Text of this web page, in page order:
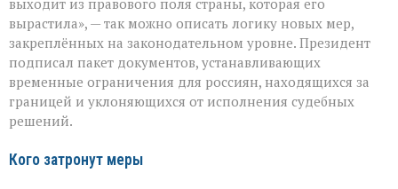
но
не
на
безнаказанность»:
новые
ограничения
для
выходит из правового поля страны, которая его
вырастила», — так можно описать логику новых мер,
закреплённых на законодательном уровне. Президент
подписал пакет документов, устанавливающих
временные ограничения для россиян, находящихся за
границей и уклоняющихся от исполнения судебных
решений.
Кого затронут меры